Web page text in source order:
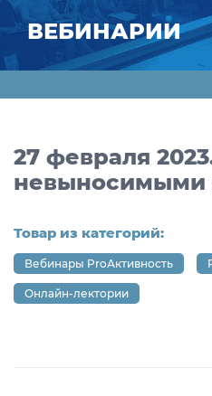
ВЕБИНАРИИ
27 февраля
невыносимыми
Товар из категорий:
Вебинары ProАктивность
Онлайн-лектории